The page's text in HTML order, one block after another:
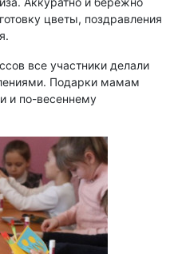
цветы, поздравления
все участники делали
Подарки мамам
и по-весеннему